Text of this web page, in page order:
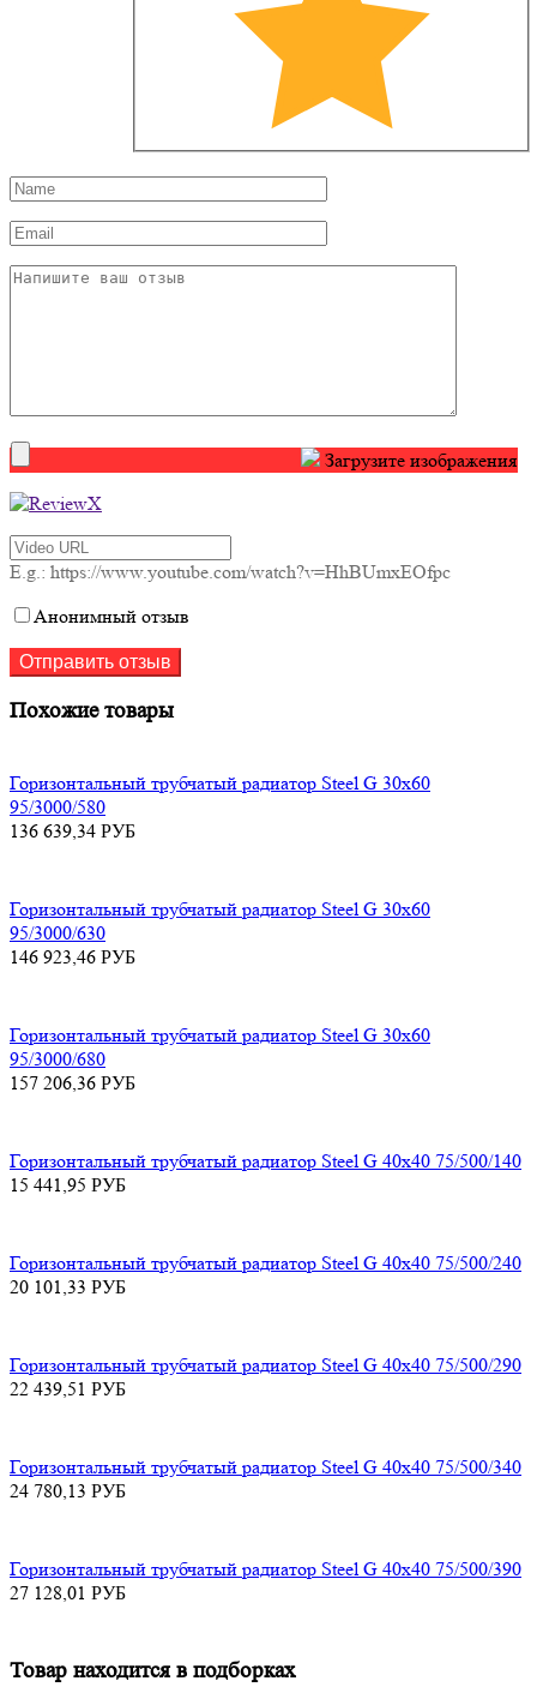
Загрузите изображения
E.g.: https://www.youtube.com/watch?v=HhBUmxEOfpc
Анонимный отзыв
Похожие товары
Горизонтальный трубчатый радиатор Steel G 30х60
95/3000/580
136 639,34 РУБ
Горизонтальный трубчатый радиатор Steel G 30х60
95/3000/630
146 923,46 РУБ
Горизонтальный трубчатый радиатор Steel G 30х60
95/3000/680
157 206,36 РУБ
Горизонтальный трубчатый радиатор Steel G 40х40 75/500/140
15 441,95 РУБ
Горизонтальный трубчатый радиатор Steel G 40х40 75/500/240
20 101,33 РУБ
Горизонтальный трубчатый радиатор Steel G 40х40 75/500/290
22 439,51 РУБ
Горизонтальный трубчатый радиатор Steel G 40х40 75/500/340
24 780,13 РУБ
Горизонтальный трубчатый радиатор Steel G 40х40 75/500/390
27 128,01 РУБ
Товар находится в подборках